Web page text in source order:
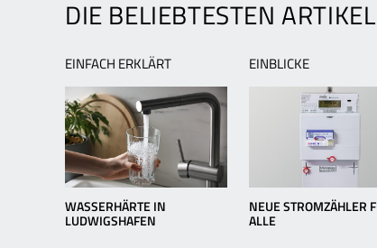
DIE BELIEBTESTEN ARTIKEL
EINFACH ERKLÄRT
WASSERHÄRTE IN
LUDWIGSHAFEN
EINBLICKE
NEUE STROMZÄHLER
ALLE